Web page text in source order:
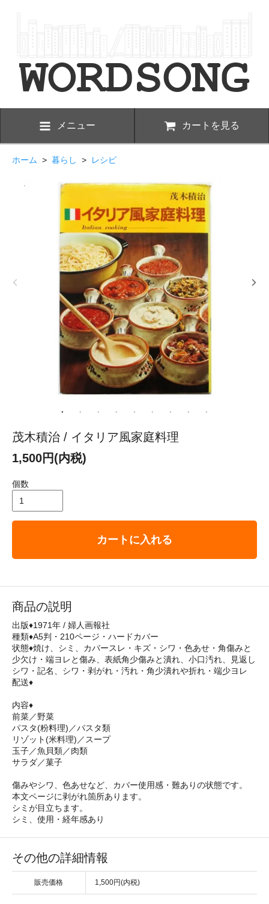
メニュー カートを見る
ホーム > 暮らし > レシピ
茂木積治 / イタリア風家庭料理
1,500円(内税)
個数
カートに入れる
商品の説明
出版♦1971年 / 婦人画報社
種類♦A5判・210ページ・ハードカバー
状態♦焼け、シミ、カバースレ・キズ・シワ・色あせ・角傷みと
少欠け・端ヨレと傷み、表紙角少傷みと潰れ、小口汚れ、見返し
シワ・記名、シワ・剥がれ・汚れ・角少潰れや折れ・端少ヨレ
配送♦
内容♦
前菜／野菜
パスタ(粉料理)／パスタ類
リゾット(米料理)／スープ
玉子／魚貝類／肉類
サラダ／菓子
傷みやシワ、色あせなど、カバー使用感・難ありの状態です。
本文ページに剥がれ箇所あります。
シミが目立ちます。
シミ、使用・経年感あり
その他の詳細情報
販売価格 1,500円(内税)